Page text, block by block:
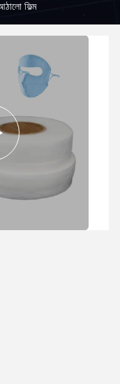
ফিল্ম